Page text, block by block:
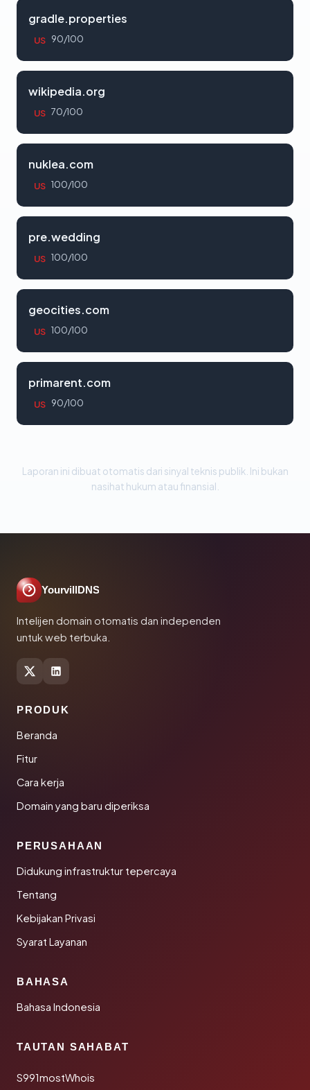
gradle.properties
US 90/100
wikipedia.org
US 70/100
nuklea.com
US 100/100
pre.wedding
US 100/100
geocities.com
US 100/100
primarent.com
US 90/100
Laporan ini dibuat otomatis dari sinyal teknis publik. Ini bukan
nasihat hukum atau finansial.
YourvillDNS
Intelijen domain otomatis dan independen
untuk web terbuka.
PRODUK
Beranda
Fitur
Cara kerja
Domain yang baru diperiksa
PERUSAHAAN
Didukung infrastruktur tepercaya
Tentang
Kebijakan Privasi
Syarat Layanan
BAHASA
Bahasa Indonesia
TAUTAN SAHABAT
S991mostWhois